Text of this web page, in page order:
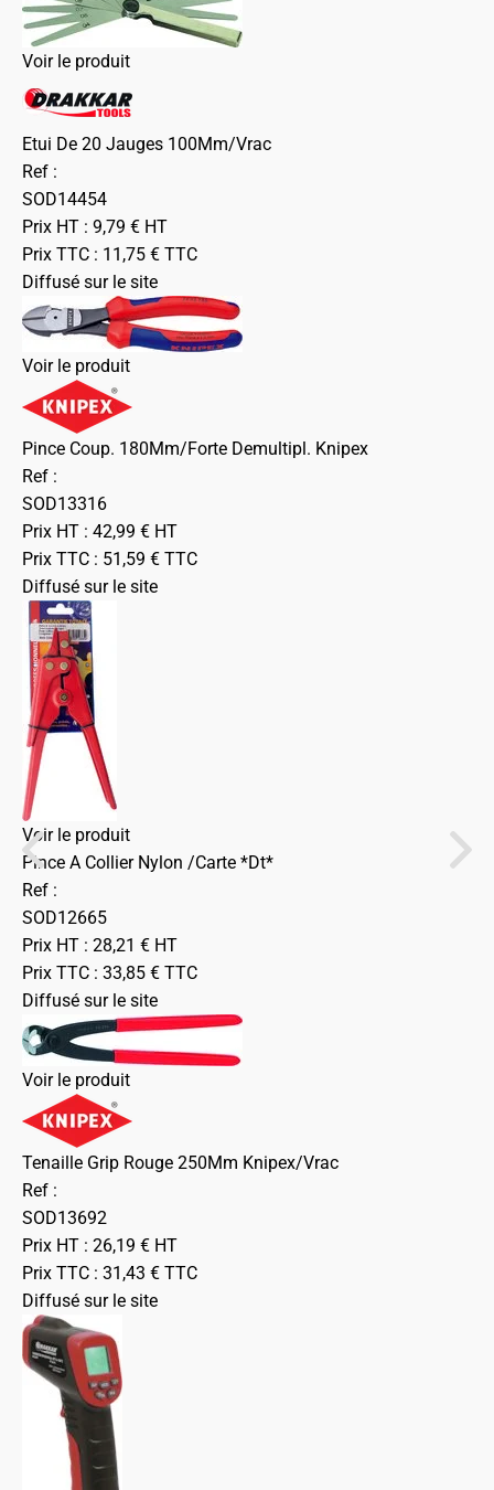
Voir le produit
Etui De 20 Jauges 100Mm/Vrac
Ref :
SOD14454
Prix HT : 9,79 € HT
Prix TTC : 11,75 € TTC
Diffusé sur le site
Voir le produit
Pince Coup. 180Mm/Forte Demultipl. Knipex
Ref :
SOD13316
Prix HT : 42,99 € HT
Prix TTC : 51,59 € TTC
Diffusé sur le site
Voir le produit
Pince A Collier Nylon /Carte *Dt*
Ref :
SOD12665
Prix HT : 28,21 € HT
Prix TTC : 33,85 € TTC
Diffusé sur le site
Voir le produit
Tenaille Grip Rouge 250Mm Knipex/Vrac
Ref :
SOD13692
Prix HT : 26,19 € HT
Prix TTC : 31,43 € TTC
Diffusé sur le site